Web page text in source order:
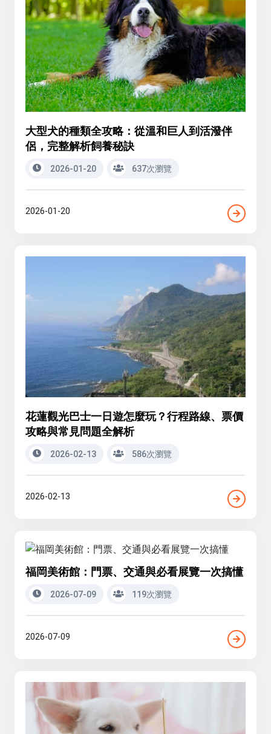
大型犬的種類全攻略：從溫和巨人到活潑伴
侶，完整解析飼養秘訣
2026-01-20 637次瀏覽
2026-01-20
花蓮觀光巴士一日遊怎麼玩？行程路線、票價
攻略與常見問題全解析
2026-02-13 586次瀏覽
2026-02-13
福岡美術館：門票、交通與必看展覽一次搞懂
2026-07-09 119次瀏覽
2026-07-09